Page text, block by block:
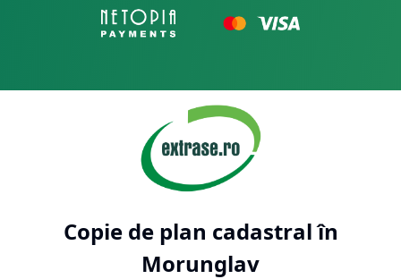
Copie de plan cadastral în
Morunglav